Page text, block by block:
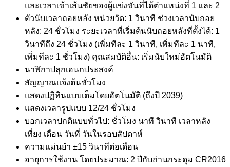
และเวลาเข้าเส้นชัยของผู้แข่งขันที่ได้ตำแหน่งที่ 1 และ 2
ตัวนับเวลาถอยหลัง หน่วยวัด: 1 วินาที ช่วงเวลานับถอย
หลัง: 24 ชั่วโมง ระยะเวลาที่เริ่มต้นนับถอยหลังที่ตั้งได้: 1
วินาทีถึง 24 ชั่วโมง (เพิ่มทีละ 1 วินาที, เพิ่มทีละ 1 นาที,
เพิ่มทีละ 1 ชั่วโมง) คุณสมบัติอื่น: เริ่มนับใหม่อัตโนมัติ
นาฬิกาปลุกเอนกประสงค์
สัญญาณแจ้งต้นชั่วโมง
แสดงปฏิทินแบบเต็มโดยอัตโนมัติ (ถึงปี 2039)
แสดงเวลารูปแบบ 12/24 ชั่วโมง
บอกเวลาปกติแบบทั่วไป: ชั่วโมง นาที วินาที เวลาหลัง
เที่ยง เดือน วันที่ วันในรอบสัปดาห์
ความแม่นยำ ±15 วินาทีต่อเดือน
อายุการใช้งาน โดยประมาณ: 2 ปีกับถ่านกระดุม CR2016